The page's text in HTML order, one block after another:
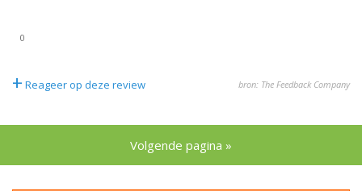
0
+ Reageer op deze review bron: The Feedback Company
Volgende pagina »